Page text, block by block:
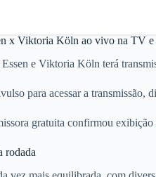
x Viktoria Köln ao vivo na TV
e Viktoria Köln terá
para acessar a
gratuita confirmou
rodada